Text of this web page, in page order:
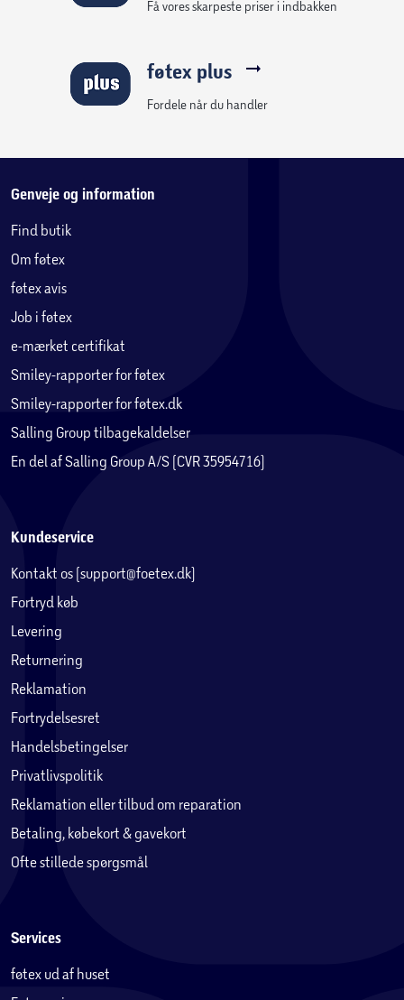
Få vores skarpeste priser i indbakken
føtex plus
Fordele når du handler
Genveje og information
Find butik
Om føtex
føtex avis
Job i føtex
e-mærket certifikat
Smiley-rapporter for føtex
Smiley-rapporter for føtex.dk
Salling Group tilbagekaldelser
En del af Salling Group A/S (CVR 35954716)
Kundeservice
Kontakt os (support@foetex.dk)
Fortryd køb
Levering
Returnering
Reklamation
Fortrydelsesret
Handelsbetingelser
Privatlivspolitik
Reklamation eller tilbud om reparation
Betaling, købekort & gavekort
Ofte stillede spørgsmål
Services
føtex ud af huset